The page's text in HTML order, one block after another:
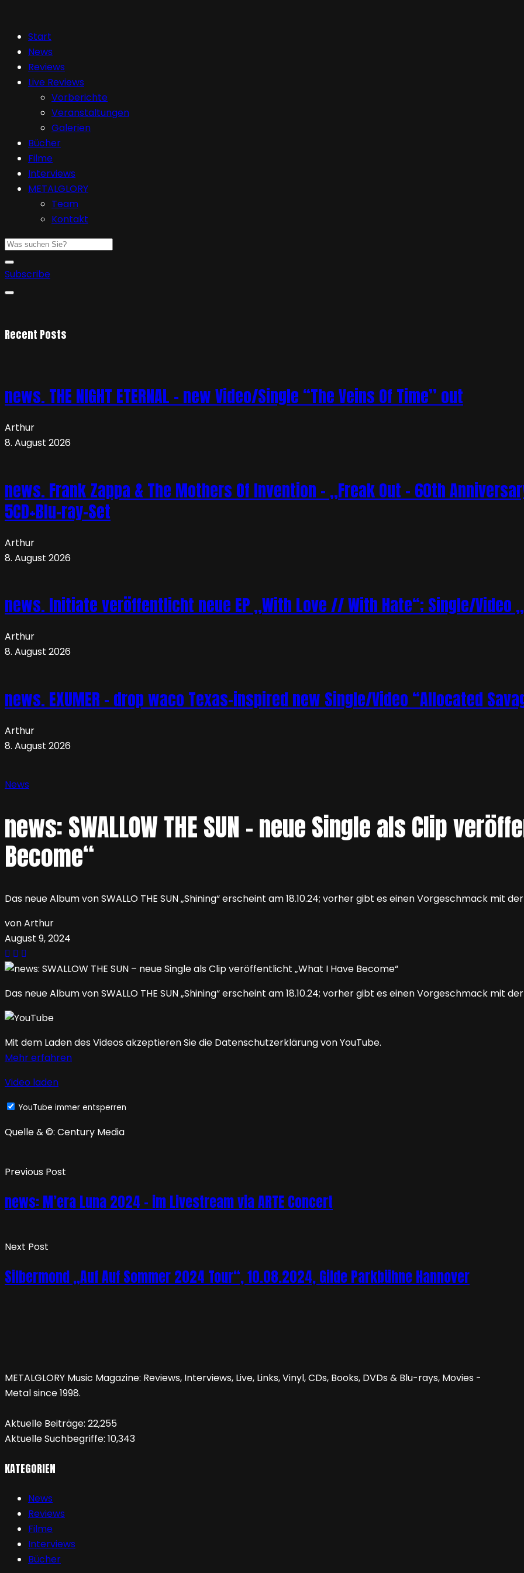
Start
News
Reviews
Live Reviews
Vorberichte
Veranstaltungen
Galerien
Bücher
Filme
Interviews
METALGLORY
Team
Kontakt
Subscribe
Recent Posts
news. THE NIGHT ETERNAL – new Video/Single “The Veins Of Time” out
Arthur
8. August 2026
news. Frank Zappa & The Mothers Of Invention – „Freak Out – 60th
5CD+Blu-ray-Set
Arthur
8. August 2026
news. Initiate veröffentlicht neue EP „With Love // With Hate“; Single/Video
Arthur
8. August 2026
news. EXUMER – drop waco Texas-inspired new Single/Video “Allocated
Arthur
8. August 2026
News
news: SWALLOW THE SUN – neue Single als Clip
Become“
Das neue Album von SWALLO THE SUN „Shining“ erscheint am 18.10.24; vorher gibt es einen Vorgeschmack mit
von Arthur
August 9, 2024
Das neue Album von SWALLO THE SUN „Shining“ erscheint am 18.10.24; vorher gibt es einen Vorgeschmack mit
Mit dem Laden des Videos akzeptieren Sie die Datenschutzerklärung von YouTube.
Mehr erfahren
Video laden
YouTube immer entsperren
Quelle & ©: Century Media
Previous Post
news: M’era Luna 2024 – im Livestream via ARTE Concert
Next Post
Silbermond „Auf Auf Sommer 2024 Tour“, 10.08.2024, Gilde Parkbühne Hannover
METALGLORY Music Magazine: Reviews, Interviews, Live, Links, Vinyl, CDs, Books, DVDs & Blu-rays, Movies -
Metal since 1998.
Aktuelle Beiträge: 22,255
Aktuelle Suchbegriffe: 10,343
KATEGORIEN
News
Reviews
Filme
Interviews
Bücher